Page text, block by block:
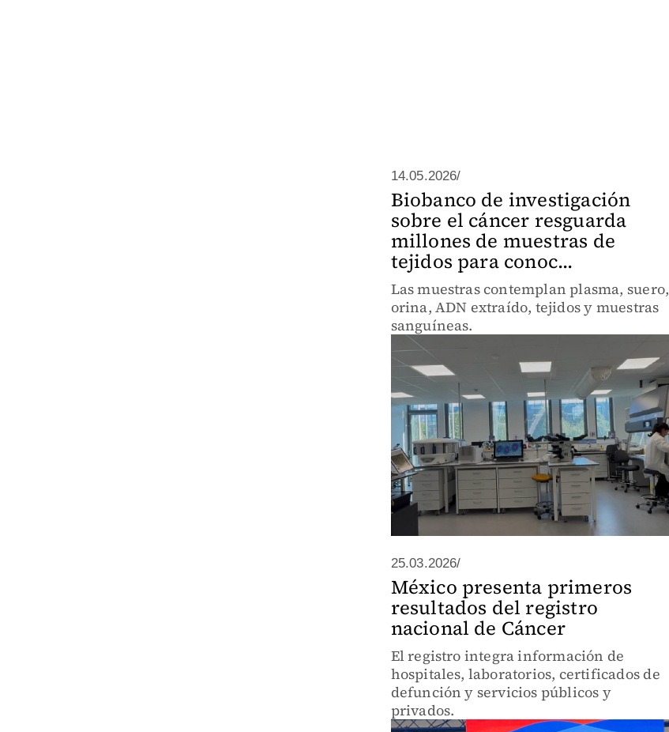
14.05.2026/
Biobanco de investigación
sobre el cáncer resguarda
millones de muestras de
tejidos para conoc...
Las muestras contemplan plasma, suero,
orina, ADN extraído, tejidos y muestras
sanguíneas.
25.03.2026/
México presenta primeros
resultados del registro
nacional de Cáncer
El registro integra información de
hospitales, laboratorios, certificados de
defunción y servicios públicos y
privados.